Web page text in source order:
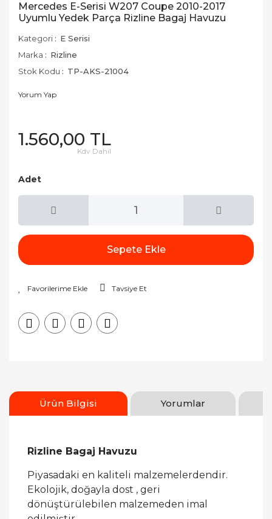
Mercedes E-Serisi W207 Coupe 2010-2017
Uyumlu Yedek Parça Rizline Bagaj Havuzu
Kategori
E Serisi
Marka
Rizline
Stok Kodu
TP-AKS-21004
Yorum Yap
1.560,00 TL
Kdv Dahil
Adet
Sepete Ekle
Tavsiye Et
Ürün Bilgisi Yorumlar
Rizline Bagaj Havuzu
Piyasadaki en kaliteli malzemelerdendir.
Ekolojik, doğayla dost , geri
dönüştürülebilen malzemeden imal